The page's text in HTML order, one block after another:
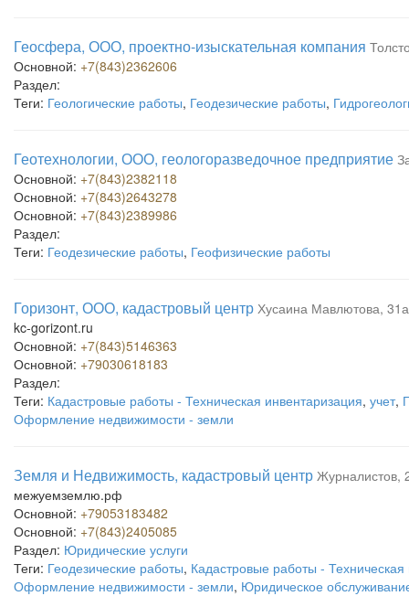
Геосфера, ООО, проектно-изыскательная компания
Основной: +7(843)2362606
Раздел:
Теги: Геологические работы, Геодезические работы,
Геотехнологии, ООО, геологоразведочное предприятие
Основной: +7(843)2382118
Основной: +7(843)2643278
Основной: +7(843)2389986
Раздел:
Теги: Геодезические работы, Геофизические работы
Горизонт, ООО, кадастровый центр Хусаина Мавлютова, 31а
kc-gorizont.ru
Основной: +7(843)5146363
Основной: +79030618183
Раздел:
Теги: Кадастровые работы - Техническая инвентаризация, учет,
Оформление недвижимости - земли
Земля и Недвижимость, кадастровый центр Журналистов,
межуемземлю.рф
Основной: +79053183482
Основной: +7(843)2405085
Раздел: Юридические услуги
Теги: Геодезические работы, Кадастровые работы - Техническая
Оформление недвижимости - земли, Юридическое